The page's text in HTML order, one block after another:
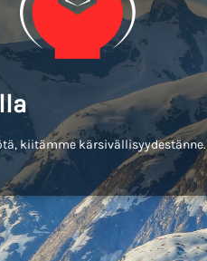
kiitämme kärsivällisyydestänne.